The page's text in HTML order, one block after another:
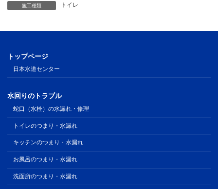
施工種類 トイレ
トップページ
日本水道センター
水回りのトラブル
蛇口（水栓）の水漏れ・修理
トイレのつまり・水漏れ
キッチンのつまり・水漏れ
お風呂のつまり・水漏れ
洗面所のつまり・水漏れ